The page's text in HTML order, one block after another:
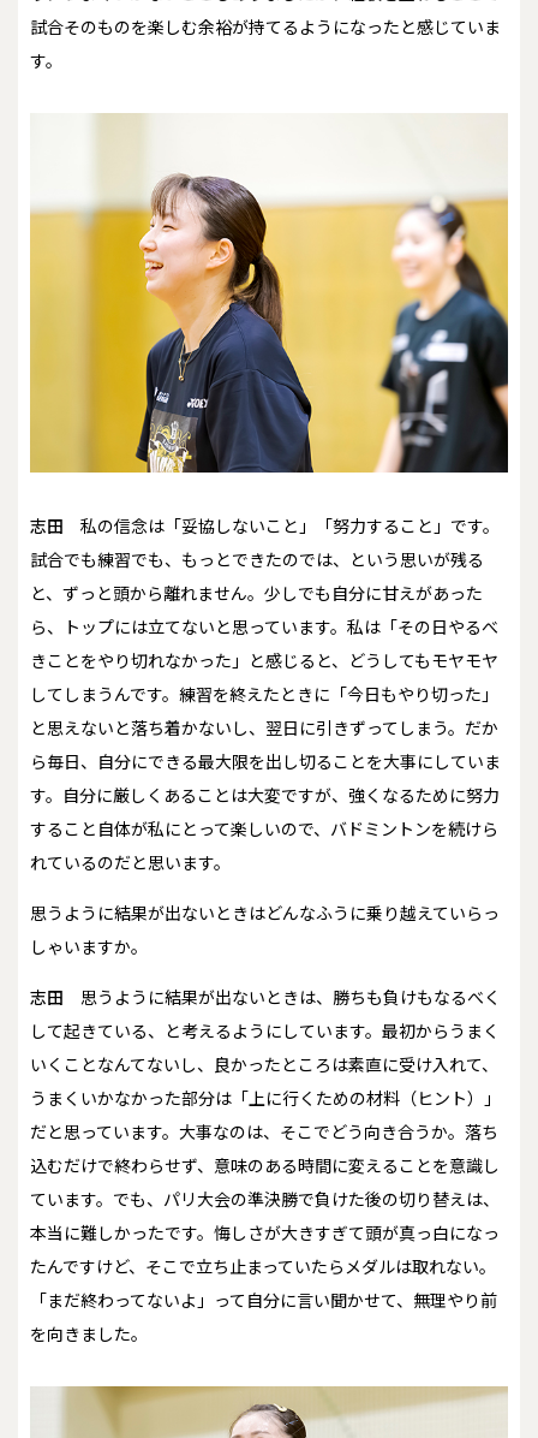
試合そのものを楽しむ余裕が持てるようになったと感じていま
す。
志田
私の信念は「妥協しないこと」「努力すること」です。
試合でも練習でも、もっとできたのでは、という思いが残る
と、ずっと頭から離れません。少しでも自分に甘えがあった
ら、トップには立てないと思っています。私は「その日やるべ
きことをやり切れなかった」と感じると、どうしてもモヤモヤ
してしまうんです。練習を終えたときに「今日もやり切った」
と思えないと落ち着かないし、翌日に引きずってしまう。だか
ら毎日、自分にできる最大限を出し切ることを大事にしていま
す。自分に厳しくあることは大変ですが、強くなるために努力
すること自体が私にとって楽しいので、バドミントンを続けら
れているのだと思います。
――思うように結果が出ないときはどんなふうに乗り越えていらっ
しゃいますか。
志田
思うように結果が出ないときは、勝ちも負けもなるべく
して起きている、と考えるようにしています。最初からうまく
いくことなんてないし、良かったところは素直に受け入れて、
うまくいかなかった部分は「上に行くための材料（ヒント）」
だと思っています。大事なのは、そこでどう向き合うか。落ち
込むだけで終わらせず、意味のある時間に変えることを意識し
ています。でも、パリ大会の準決勝で負けた後の切り替えは、
本当に難しかったです。悔しさが大きすぎて頭が真っ白になっ
たんですけど、そこで立ち止まっていたらメダルは取れない。
「まだ終わってないよ」って自分に言い聞かせて、無理やり前
を向きました。